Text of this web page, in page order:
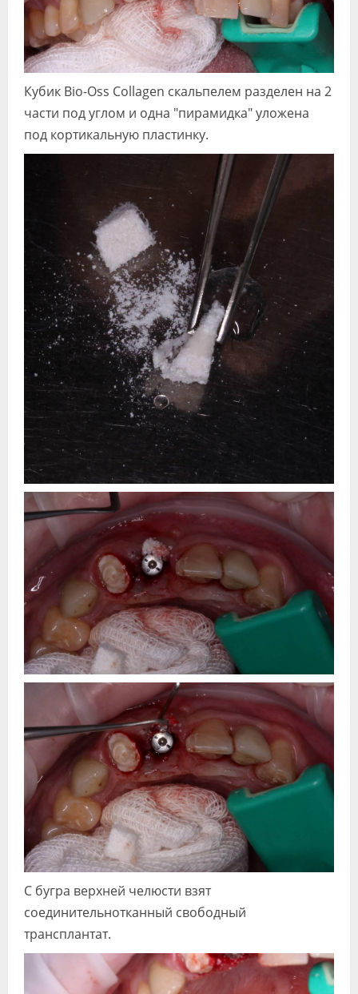
Кубик Bio-Oss Collagen скальпелем разделен на 2
части под углом и одна "пирамидка" уложена
под кортикальную пластинку.
С бугра верхней челюсти взят
соединительнотканный свободный
трансплантат.